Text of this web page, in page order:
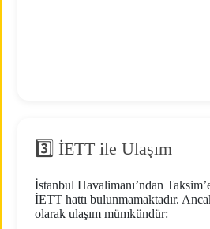
3️⃣ İETT ile Ulaşım
İstanbul Havalimanı’ndan
İETT hattı bulunmamaktadır.
olarak ulaşım mümkündür: